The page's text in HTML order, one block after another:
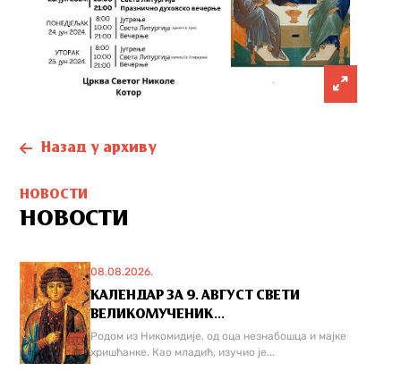
Назад у архиву
НОВОСТИ
НОВОСТИ
08.08.2026.
КАЛЕНДАР ЗА 9. АВГУСТ СВЕТИ
ВЕЛИКОМУЧЕНИК...
Родом из Никомидије, од оца незнабошца и мајке
хришћанке. Као младић, изучио је...